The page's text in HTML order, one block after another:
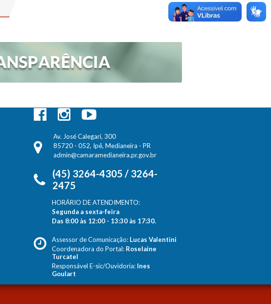
Av. José Calegari, 300
85720 - 052, Ipê, Medianeira - PR
admin@camaramedianeira.pr.gov.br
(45) 3264-4305 / 3264-
2475
HORÁRIO DE ATENDIMENTO:
Segunda a sexta-feira
Das 8:00 às 12:00 - 13:30 às 17:30.
Assessor de Comunicação: Lucas Valentini
Coordenadora do Portal: Roselaine
Turcatel
Responsável E-sic/Ouvidoria: Ines
Goulart